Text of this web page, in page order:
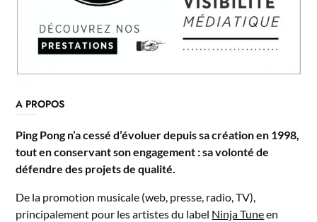
A PROPOS
Ping Pong n’a cessé d’évoluer depuis sa création en 1998,
tout en conservant son engagement : sa volonté de
défendre des projets de qualité.
De la promotion musicale (web, presse, radio, TV),
principalement pour les artistes du label Ninja Tuneen